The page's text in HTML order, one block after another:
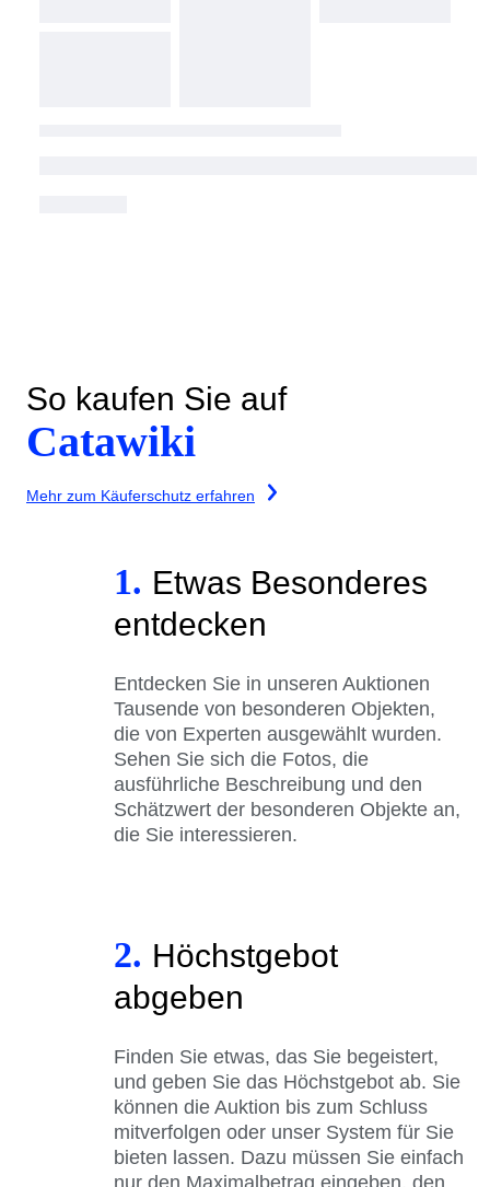
So kaufen Sie auf
Catawiki
Mehr zum Käuferschutz erfahren
1. Etwas Besonderes
entdecken
Entdecken Sie in unseren Auktionen
Tausende von besonderen Objekten,
die von Experten ausgewählt wurden.
Sehen Sie sich die Fotos, die
ausführliche Beschreibung und den
Schätzwert der besonderen Objekte an,
die Sie interessieren.
2. Höchstgebot
abgeben
Finden Sie etwas, das Sie begeistert,
und geben Sie das Höchstgebot ab. Sie
können die Auktion bis zum Schluss
mitverfolgen oder unser System für Sie
bieten lassen. Dazu müssen Sie einfach
nur den Maximalbetrag eingeben, den